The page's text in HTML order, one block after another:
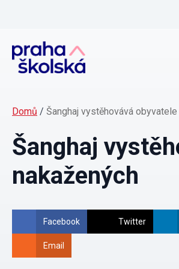
Domů / Šanghaj vystěhovává
Šanghaj
nakažených
Facebook Twitter
Email